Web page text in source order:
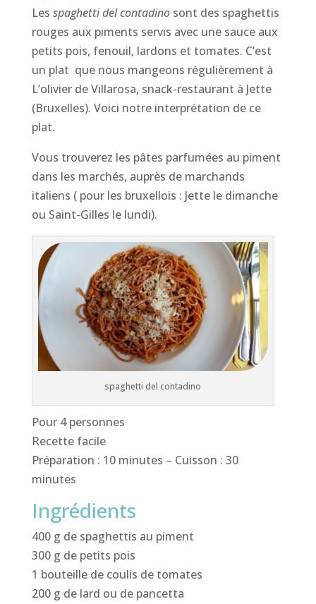
Les spaghetti del contadinosont des spaghettis
rouges aux piments servis avec une sauce aux
petits pois, fenouil, lardons et tomates. C’est
un plat que nous mangeons régulièrement à
L’olivier de Villarosa, snack-restaurant à Jette
(Bruxelles). Voici notre interprétation de ce
plat.
Vous trouverez les pâtes parfumées au piment
dans les marchés, auprès de marchands
italiens ( pour les bruxellois : Jette le dimanche
ou Saint-Gilles le lundi).
spaghetti del contadino
Pour 4 personnes
Recette facile
Préparation : 10 minutes – Cuisson : 30
minutes
Ingrédients
400 g de spaghettis au piment
300 g de petits pois
1 bouteille de coulis de tomates
200 g de lard ou de pancetta